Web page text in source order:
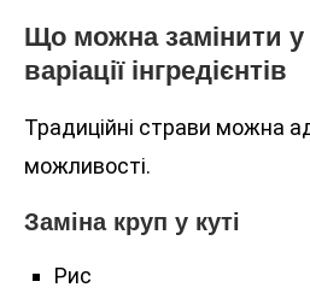
Що можна замінити у
варіації інгредієнтів
Традиційні страви можна
можливості.
Заміна круп у куті
Рис